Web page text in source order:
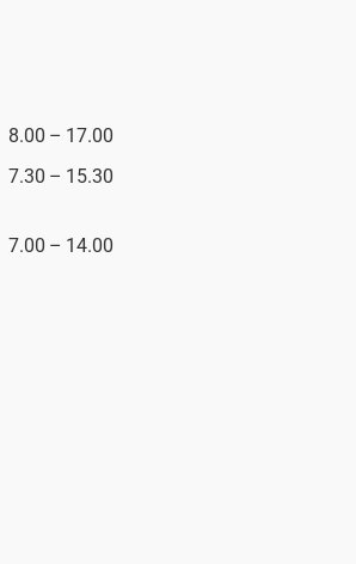
8.00 – 17.00
7.30 – 15.30
7.00 – 14.00